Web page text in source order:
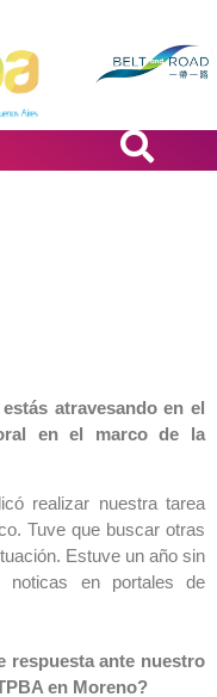
atravesando en el
en el marco de la
realizar nuestra tarea
Tuve que buscar otras
Estuve un año sin
noticas en portales de
respuesta ante nuestro
en Moreno?